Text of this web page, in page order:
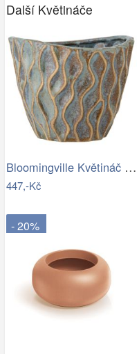
Další Květináče
Bloomingville Květináč Feren Ø 12 cm
447,-Kč
- 20%